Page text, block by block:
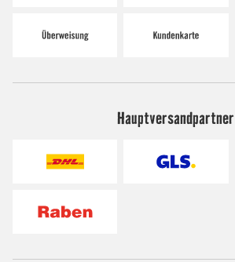
Hauptversandpartner